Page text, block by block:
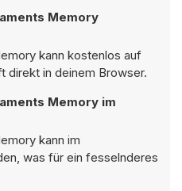
Memory
kann kostenlos auf
direkt in deinem Browser.
Memory im
kann im
was für ein fesselnderes